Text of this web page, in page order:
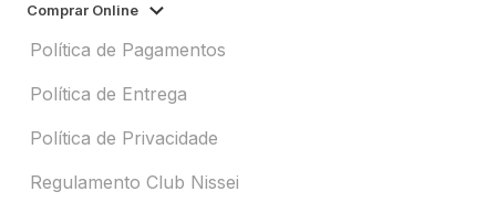
Comprar Online
Política de Pagamentos
Política de Entrega
Política de Privacidade
Regulamento Club Nissei